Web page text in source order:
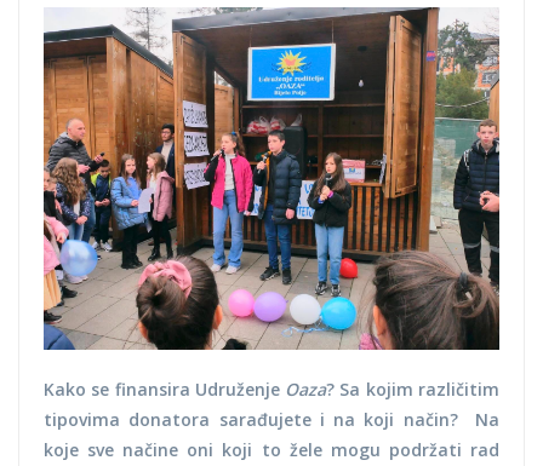
Kako se finansira UdruženjeOaza? Sa kojim različitim
tipovima donatora sarađujete i na koji način? Na
koje sve načine oni koji to žele mogu podržati rad